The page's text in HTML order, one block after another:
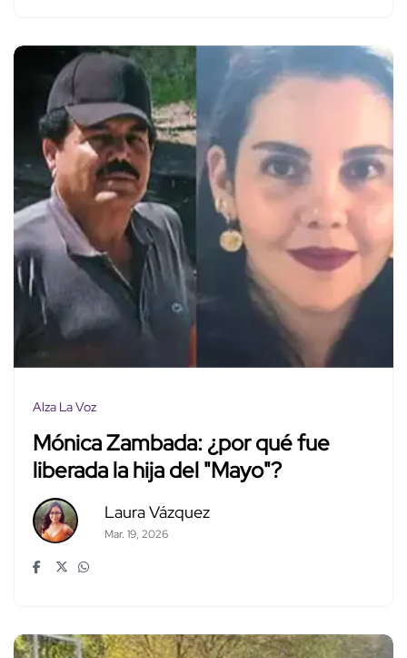
Alza La Voz
Mónica Zambada: ¿por qué fue
liberada la hija del "Mayo"?
Laura Vázquez
Mar. 19, 2026